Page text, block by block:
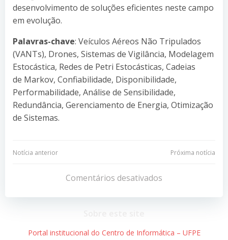
desenvolvimento de soluções eficientes neste campo
em evolução.
Palavras-chave: Veículos Aéreos Não Tripulados
(VANTs), Drones, Sistemas de Vigilância, Modelagem
Estocástica, Redes de Petri Estocásticas, Cadeias
de Markov, Confiabilidade, Disponibilidade,
Performabilidade, Análise de Sensibilidade,
Redundância, Gerenciamento de Energia, Otimização
de Sistemas.
Navegação
Post
Notícia anterior
Navegação
de
Post
Próxima notícia
Comentários desativados
Portal institucional do Centro de Informática – UFPE